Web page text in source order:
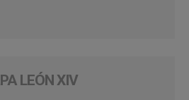
LEÓN XIV